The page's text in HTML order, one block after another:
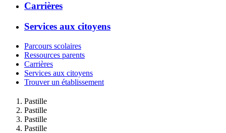
Carrières
Services aux citoyens
Parcours scolaires
Ressources parents
Carrières
Services aux citoyens
Trouver un établissement
Pastille
Pastille
Pastille
Pastille